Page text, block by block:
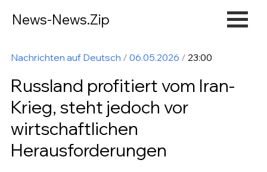
News-News.Zip
Nachrichten auf Deutsch / 06.05.2026 / 23:00
Russland profitiert vom Iran-
Krieg, steht jedoch vor
wirtschaftlichen
Herausforderungen